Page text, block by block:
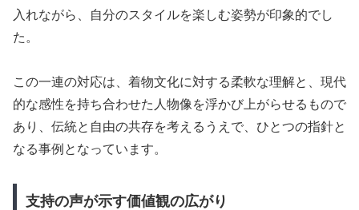
入れながら、自分のスタイルを楽しむ姿勢が印象的でし
た。
この一連の対応は、着物文化に対する柔軟な理解と、現代
的な感性を持ち合わせた人物像を浮かび上がらせるもので
あり、伝統と自由の共存を考えるうえで、ひとつの指針と
なる事例となっています。
支持の声が示す価値観の広がり